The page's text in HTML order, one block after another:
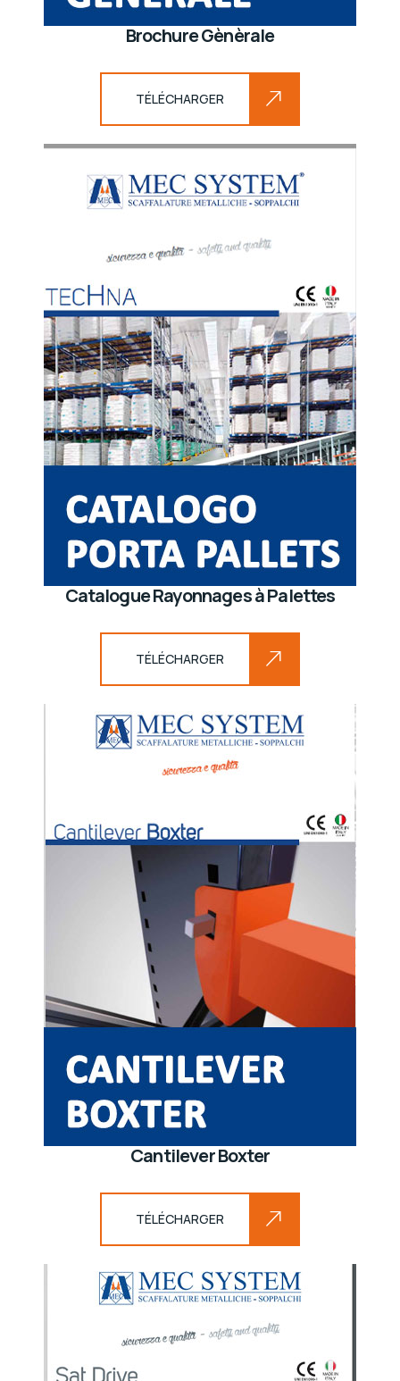
Brochure Gènèrale
TÉLÉCHARGER
Catalogue Rayonnages à Palettes
TÉLÉCHARGER
Cantilever Boxter
TÉLÉCHARGER